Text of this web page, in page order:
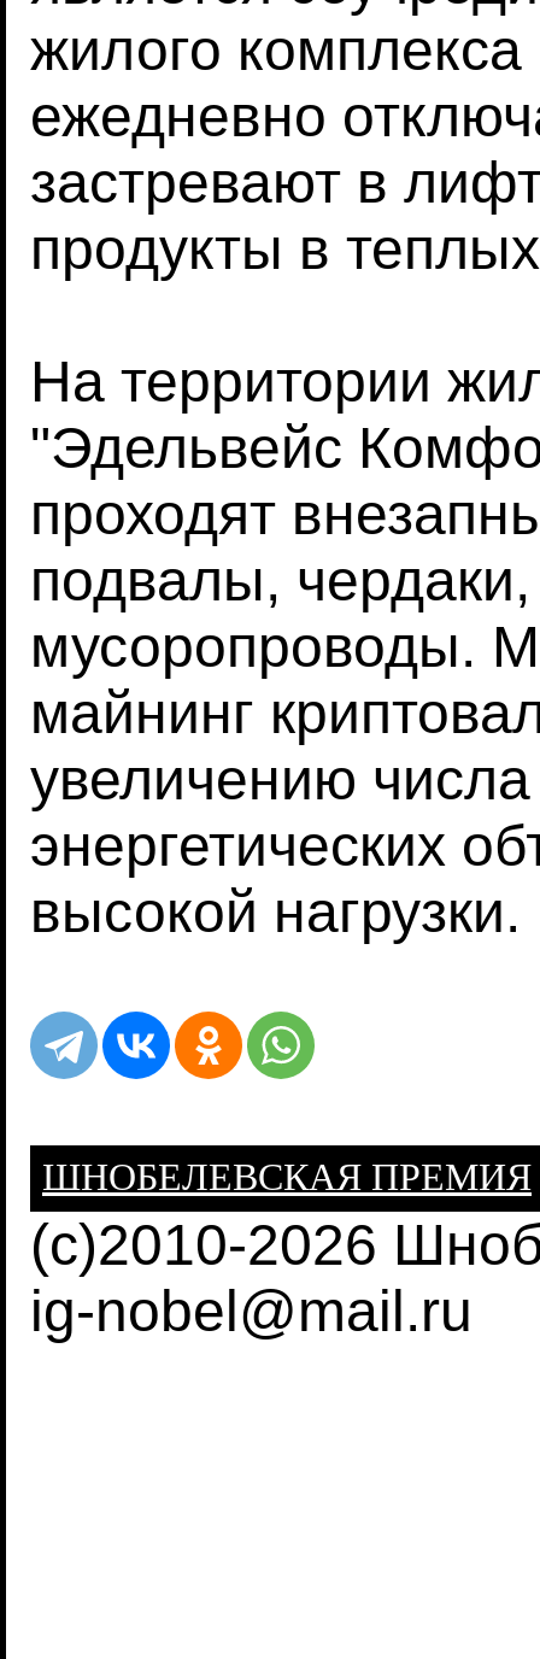
жилого
ежедневно
застревают в
продукты в
На территории
"Эдельвейс
проходят
подвалы,
мусоропроводы.
майнинг
увеличению
энергетических
высокой нагрузки.
ШНОБЕЛЕВСКАЯ ПРЕМИЯ
(c)2010-2026
ig-nobel@mail.ru